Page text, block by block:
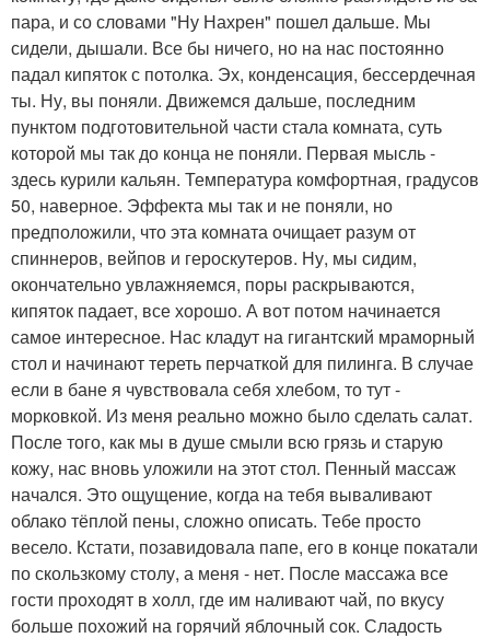
пара, и со словами "Ну Нахрен" пошел дальше. Мы
сидели, дышали. Все бы ничего, но на нас постоянно
падал кипяток с потолка. Эх, конденсация, бессердечная
ты. Ну, вы поняли. Движемся дальше, последним
пунктом подготовительной части стала комната, суть
которой мы так до конца не поняли. Первая мысль -
здесь курили кальян. Температура комфортная, градусов
50, наверное. Эффекта мы так и не поняли, но
предположили, что эта комната очищает разум от
спиннеров, вейпов и героскутеров. Ну, мы сидим,
окончательно увлажняемся, поры раскрываются,
кипяток падает, все хорошо. А вот потом начинается
самое интересное. Нас кладут на гигантский мраморный
стол и начинают тереть перчаткой для пилинга. В случае
если в бане я чувствовала себя хлебом, то тут -
морковкой. Из меня реально можно было сделать салат.
После того, как мы в душе смыли всю грязь и старую
кожу, нас вновь уложили на этот стол. Пенный массаж
начался. Это ощущение, когда на тебя вываливают
облако тёплой пены, сложно описать. Тебе просто
весело. Кстати, позавидовала папе, его в конце покатали
по скользкому столу, а меня - нет. После массажа все
гости проходят в холл, где им наливают чай, по вкусу
больше похожий на горячий яблочный сок. Сладость